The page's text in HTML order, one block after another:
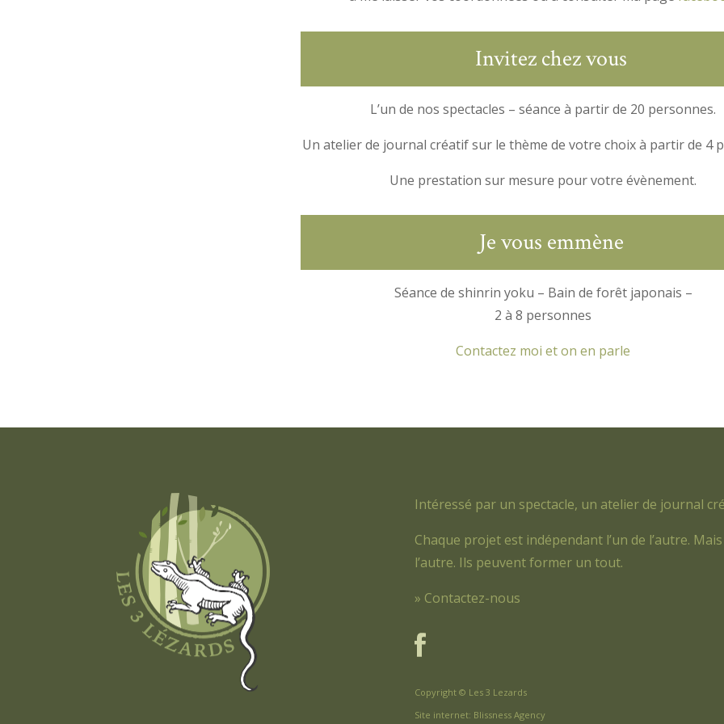
Invitez chez vous
L’un de nos spectacles – séance à partir de 20 personnes.
Un atelier de journal créatif sur le thème de votre choix à partir de 4
Une prestation sur mesure pour votre évènement.
Je vous emmène
Séance de shinrin yoku – Bain de forêt japonais –
2 à 8 personnes
Contactez moi et on en parle
Intéressé par un spectacle, un atelier de journal
Chaque projet est indépendant l’un de l’autre.
l’autre. Ils peuvent former un tout.
» Contactez-nous
Copyright © Les 3 Lezards
Site internet: Blissness Agency